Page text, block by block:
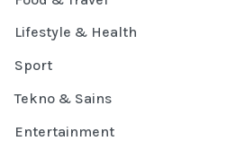
Lifestyle & Health
Sport
Tekno & Sains
Entertainment